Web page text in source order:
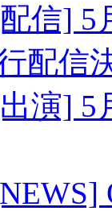
信] 5
配信
演] 5